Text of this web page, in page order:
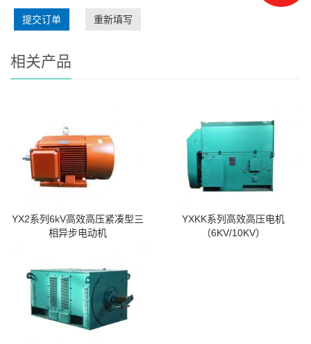
提交订单 重新填写
相关产品
YX2系列6kV高效高压紧凑型三
相异步电动机
YXKK系列高效高压电机
（6KV/10KV）